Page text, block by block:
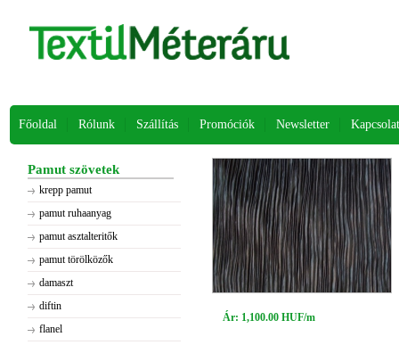
Főoldal Rólunk Szállítás Promóciók Newsletter Kapcsolat
Pamut szövetek
krepp pamut
pamut ruhaanyag
pamut asztalteritők
pamut törölközők
damaszt
diftin
flanel
Ár: 1,100.00 HUF/m